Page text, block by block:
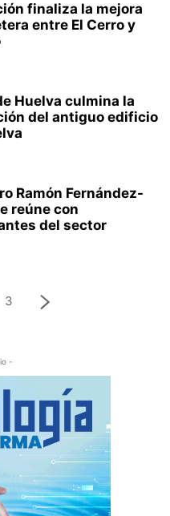
finaliza la mejora
entre El Cerro y
Huelva culmina la
del antiguo edificio
Ramón Fernández-
reúne con
del sector
3
-